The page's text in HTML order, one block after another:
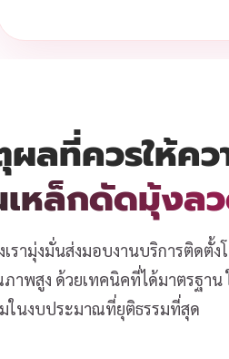
ผลที่ควรให้คว
เหล็กดัดมุ้งล
เรามุ่งมั่นส่งมอบงานบริการติดตั้
าพสูง ด้วยเทคนิคที่ได้มาตรฐาน
ในงบประมาณที่ยุติธรรมที่สุด